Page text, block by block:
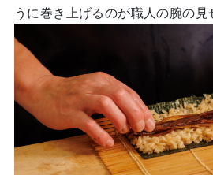
うに巻き上げるのが職人の腕の見